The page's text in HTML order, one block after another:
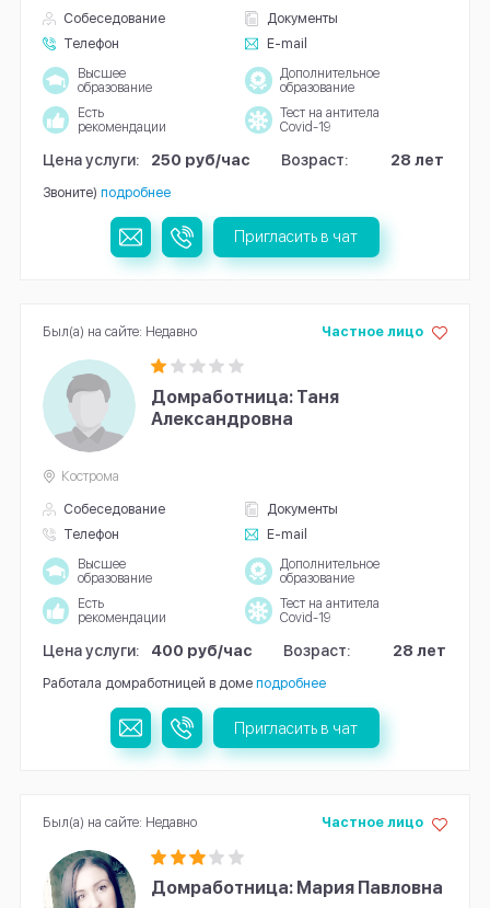
Собеседование
Документы
Телефон
E-mail
Высшее
образование
Дополнительное
образование
Есть
рекомендации
Тест на антитела
Covid-19
Цена услуги: 250 руб/час Возраст: 28 лет
Звоните) подробнее
Пригласить в чат
Домработница: Таня
Александровна
Собеседование
Документы
Телефон
E-mail
Частное лицо
Кострома
Высшее
образование
Дополнительное
образование
Есть
рекомендации
Тест на антитела
Covid-19
Цена услуги: 400 руб/час Возраст: 28 лет
Работала домработницей в доме подробнее
Был(а) на сайте: Недавно
Пригласить в чат
Домработница: Мария Павловна
Частное лицо
Был(а) на сайте: Недавно